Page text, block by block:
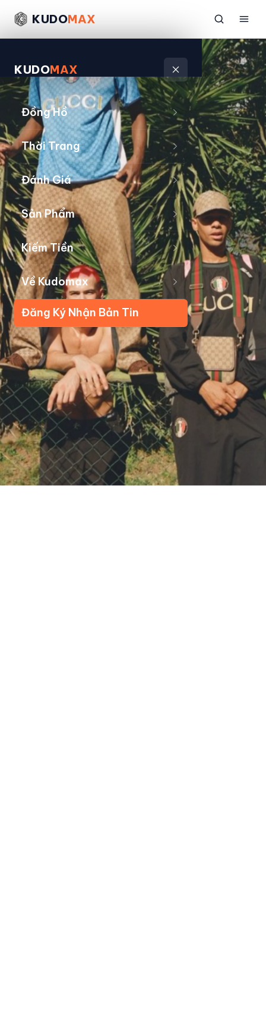
KUDOMAX
KUDOMAX
Đồng Hồ
Thời Trang
Đánh Giá
Sản Phẩm
Kiếm Tiền
Về Kudomax
Đăng Ký Nhận Bản Tin